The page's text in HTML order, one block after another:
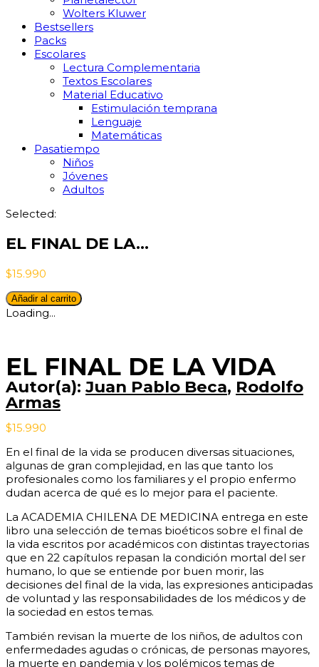
Wolters Kluwer
Bestsellers
Packs
Escolares
Lectura Complementaria
Textos Escolares
Material Educativo
Estimulación temprana
Lenguaje
Matemáticas
Pasatiempo
Niños
Jóvenes
Adultos
Selected:
EL FINAL DE LA…
$15.990
EL
FINAL
cantidad
Añadir al carrito
Loading...
EL FINAL DE LA VIDA
Autor(a): Juan Pablo Beca, Rodolfo
Armas
$15.990
En el final de la vida se producen diversas situaciones,
algunas de gran complejidad, en las que tanto los
profesionales como los familiares y el propio enfermo
dudan acerca de qué es lo mejor para el paciente.
La ACADEMIA CHILENA DE MEDICINA entrega en este
libro una selección de temas bioéticos sobre el final de
la vida escritos por académicos con distintas trayectorias
que en 22 capítulos repasan la condición mortal del ser
humano, lo que se entiende por buen morir, las
decisiones del final de la vida, las expresiones anticipadas
de voluntad y las responsabilidades de los médicos y de
la sociedad en estos temas.
También revisan la muerte de los niños, de adultos con
enfermedades agudas o crónicas, de personas mayores,
la muerte en pandemia y los polémicos temas de